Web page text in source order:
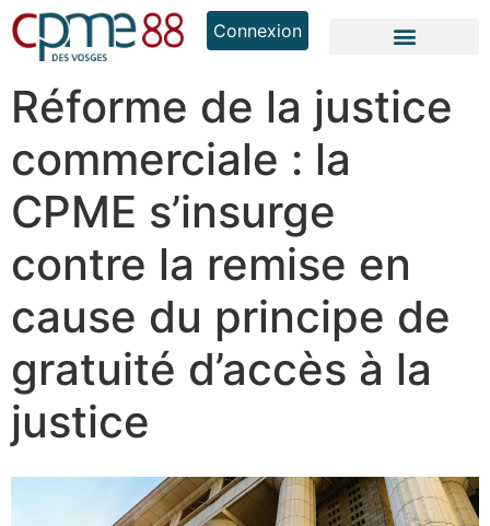
Connexion
Réforme de la justice
commerciale : la
CPME s’insurge
contre la remise en
cause du principe de
gratuité d’accès à la
justice